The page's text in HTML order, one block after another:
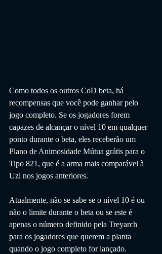
Como todos os outros CoD beta, há
recompensas que você pode ganhar pelo
jogo completo. Se os jogadores forem
capazes de alcançar o nível 10 em qualquer
ponto durante o beta, eles receberão um
Plano de Animosidade Mútua grátis para o
Tipo 821, que é a arma mais comparável à
Uzi nos jogos anteriores.
Atualmente, não se sabe se o nível 10 é ou
não o limite durante o beta ou se este é
apenas o número definido pela Treyarch
para os jogadores que querem a planta
quando o jogo completo for lançado.